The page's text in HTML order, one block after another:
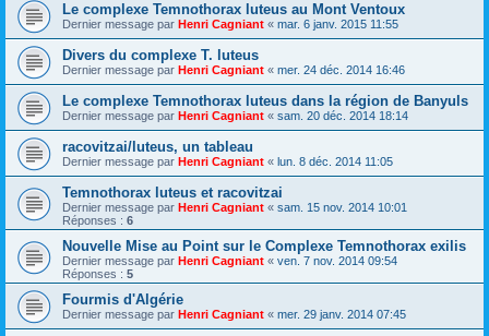
Le complexe Temnothorax luteus au Mont Ventoux
Dernier message par Henri Cagniant « mar. 6 janv. 2015 11:55
Divers du complexe T. luteus
Dernier message par Henri Cagniant « mer. 24 déc. 2014 16:46
Le complexe Temnothorax luteus dans la région de Banyuls
Dernier message par Henri Cagniant « sam. 20 déc. 2014 18:14
racovitzai/luteus, un tableau
Dernier message par Henri Cagniant « lun. 8 déc. 2014 11:05
Temnothorax luteus et racovitzai
Dernier message par Henri Cagniant « sam. 15 nov. 2014 10:01
Réponses : 6
Nouvelle Mise au Point sur le Complexe Temnothorax exilis
Dernier message par Henri Cagniant « ven. 7 nov. 2014 09:54
Réponses : 5
Fourmis d'Algérie
Dernier message par Henri Cagniant « mer. 29 janv. 2014 07:45